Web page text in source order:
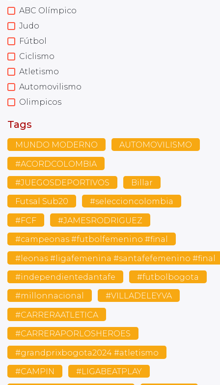
ABC Olímpico
Judo
Fútbol
Ciclismo
Atletismo
Automovilismo
Olimpicos
Tags
MUNDO MODERNO AUTOMOVILISMO
#ACORDCOLOMBIA
#JUEGOSDEPORTIVOS Billar
Futsal Sub20 #seleccioncolombia
#FCF #JAMESRODRIGUEZ
#campeonas #futbolfemenino #final
#leonas #ligafemenina #santafefemenino #final
#independientedantafe #futbolbogota
#millonnacional #VILLADELEYVA
#CARRERAATLETICA
#CARRERAPORLOSHEROES
#grandprixbogota2024 #atletismo
#CAMPIN #LIGABEATPLAY